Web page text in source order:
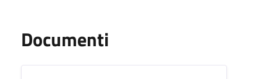
Documenti